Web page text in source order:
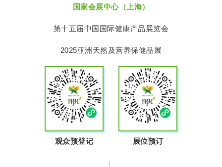
国家会展中心（上海）
第十五届中国国际健康产品展览会
2025亚洲天然及营养保健品展
观众预登记 展位预订